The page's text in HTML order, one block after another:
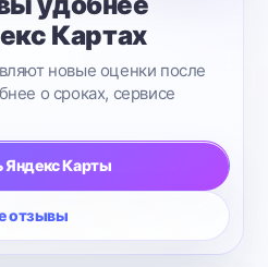
Картах
новые оценки после
о сроках, сервисе
Яндекс Карты
отзывы